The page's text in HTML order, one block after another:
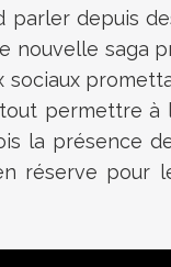
depuis
nouvelle saga
permettre à
la présence
réserve pour